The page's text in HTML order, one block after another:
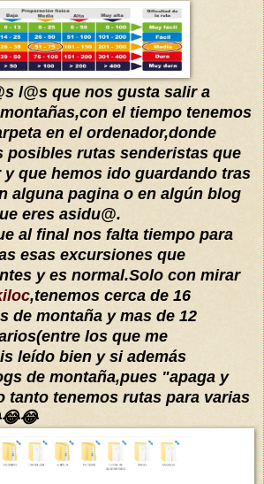
l@s que nos gusta salir a
el tiempo tenemos
en el ordenador,donde
posibles rutas senderistas que
y que hemos ido guardando tras
alguna pagina o en algún blog
eres asidu@.
al final nos falta tiempo para
esas excursiones que
y es normal.Solo con mirar
,tenemos cerca de 16
de montaña y mas de 12
los que me
leído bien y si además
de montaña,pues "apaga y
tanto tenemos rutas para varias